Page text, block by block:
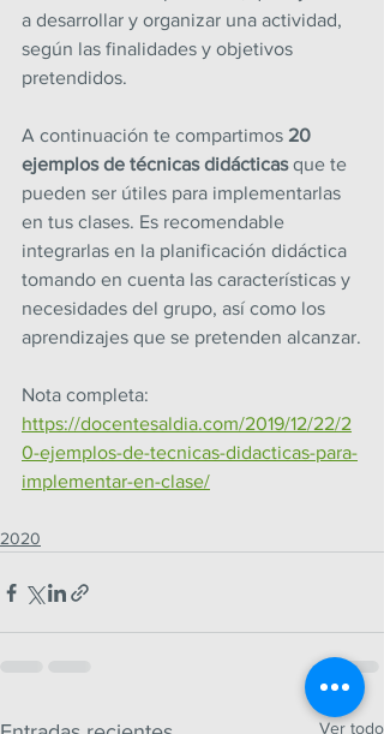
a desarrollar y organizar una actividad,
según las finalidades y objetivos
pretendidos.
A continuación te compartimos 20
ejemplos de técnicas didácticas que te
pueden ser útiles para implementarlas
en tus clases. Es recomendable
integrarlas en la planificación didáctica
tomando en cuenta las características y
necesidades del grupo, así como los
aprendizajes que se pretenden alcanzar.
Nota completa:
https://docentesaldia.com/2019/12/22/2
0-ejemplos-de-tecnicas-didacticas-para-
implementar-en-clase/
2020
Ver todo